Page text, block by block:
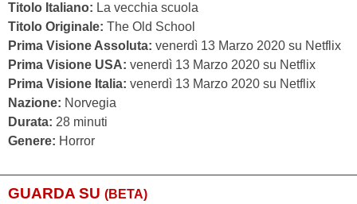
Titolo Italiano: La vecchia scuola
Titolo Originale: The Old School
Prima Visione Assoluta: venerdì 13 Marzo 2020 su Netflix
Prima Visione USA: venerdì 13 Marzo 2020 su Netflix
Prima Visione Italia: venerdì 13 Marzo 2020 su Netflix
Nazione: Norvegia
Durata: 28 minuti
Genere: Horror
GUARDA SU (BETA)